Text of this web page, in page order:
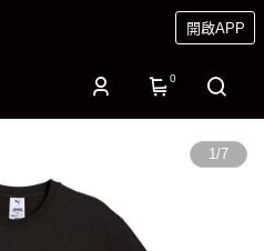
開啟APP
0
1/7